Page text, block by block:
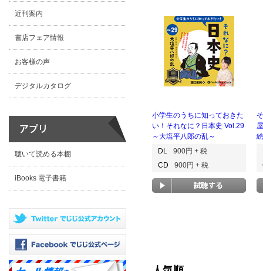
近刊案内
書店フェア情報
お客様の声
デジタルカタログ
聴いて読める本棚
iBooks 電子書籍
小学生のうちに知っておきた
い！それなに？日本史 Vol.29
～大塩平八郎の乱～
DL
900円 + 税
CD
900円 + 税